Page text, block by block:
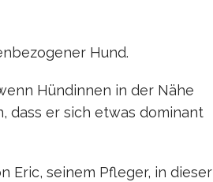
Hund.
Hündinnen in der Nähe
dass er sich etwas dominant
Eric, seinem Pfleger, in dieser